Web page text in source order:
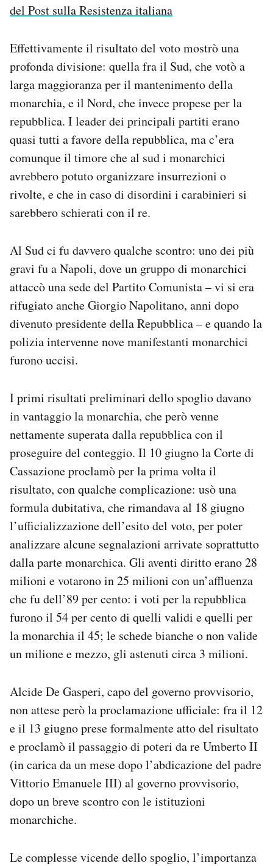
del Post sulla Resistenza italiana
Effettivamente il risultato del voto mostrò una
profonda divisione: quella fra il Sud, che votò a
larga maggioranza per il mantenimento della
monarchia, e il Nord, che invece propese per la
repubblica. I leader dei principali partiti erano
quasi tutti a favore della repubblica, ma c’era
comunque il timore che al sud i monarchici
avrebbero potuto organizzare insurrezioni o
rivolte, e che in caso di disordini i carabinieri si
sarebbero schierati con il re.
Al Sud ci fu davvero qualche scontro: uno dei più
gravi fu a Napoli, dove un gruppo di monarchici
attaccò una sede del Partito Comunista – vi si era
rifugiato anche Giorgio Napolitano, anni dopo
divenuto presidente della Repubblica – e quando la
polizia intervenne nove manifestanti monarchici
furono uccisi.
I primi risultati preliminari dello spoglio davano
in vantaggio la monarchia, che però venne
nettamente superata dalla repubblica con il
proseguire del conteggio. Il 10 giugno la Corte di
Cassazione proclamò per la prima volta il
risultato, con qualche complicazione: usò una
formula dubitativa, che rimandava al 18 giugno
l’ufficializzazione dell’esito del voto, per poter
analizzare alcune segnalazioni arrivate soprattutto
dalla parte monarchica. Gli aventi diritto erano 28
milioni e votarono in 25 milioni con un’affluenza
che fu dell’89 per cento: i voti per la repubblica
furono il 54 per cento di quelli validi e quelli per
la monarchia il 45; le schede bianche o non valide
un milione e mezzo, gli astenuti circa 3 milioni.
Alcide De Gasperi, capo del governo provvisorio,
non attese però la proclamazione ufficiale: fra il 12
e il 13 giugno prese formalmente atto del risultato
e proclamò il passaggio di poteri da re Umberto II
(in carica da un mese dopo l’abdicazione del padre
Vittorio Emanuele III) al governo provvisorio,
dopo un breve scontro con le istituzioni
monarchiche.
Le complesse vicende dello spoglio, l’importanza